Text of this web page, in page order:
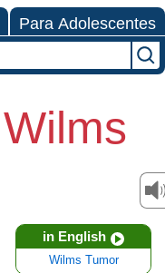
Para Adolescentes
in English
Wilms Tumor